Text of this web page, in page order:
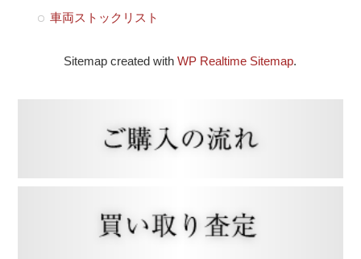
車両ストックリスト
Sitemap created withWP Realtime Sitemap.